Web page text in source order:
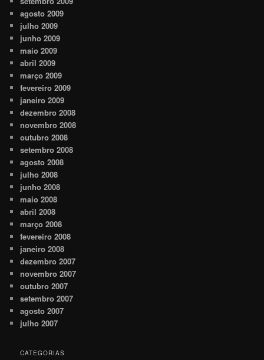
agosto 2009
julho 2009
junho 2009
maio 2009
abril 2009
março 2009
fevereiro 2009
janeiro 2009
dezembro 2008
novembro 2008
outubro 2008
setembro 2008
agosto 2008
julho 2008
junho 2008
maio 2008
abril 2008
março 2008
fevereiro 2008
janeiro 2008
dezembro 2007
novembro 2007
outubro 2007
setembro 2007
agosto 2007
julho 2007
CATEGORIAS